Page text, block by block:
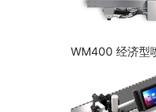
WM400 经济型